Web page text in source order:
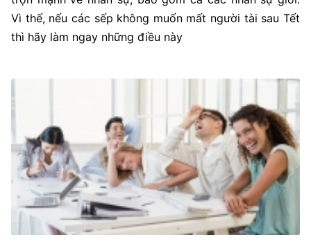
Vì thế, nếu các sếp không muốn mất người tài sau Tết
thì hãy làm ngay những điều này